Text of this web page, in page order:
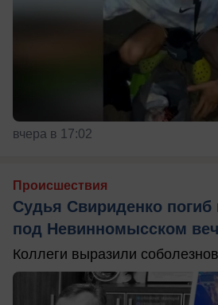
вчера в 17:02
Происшествия
Судья Свириденко
под Невинномысском
Коллеги выразили